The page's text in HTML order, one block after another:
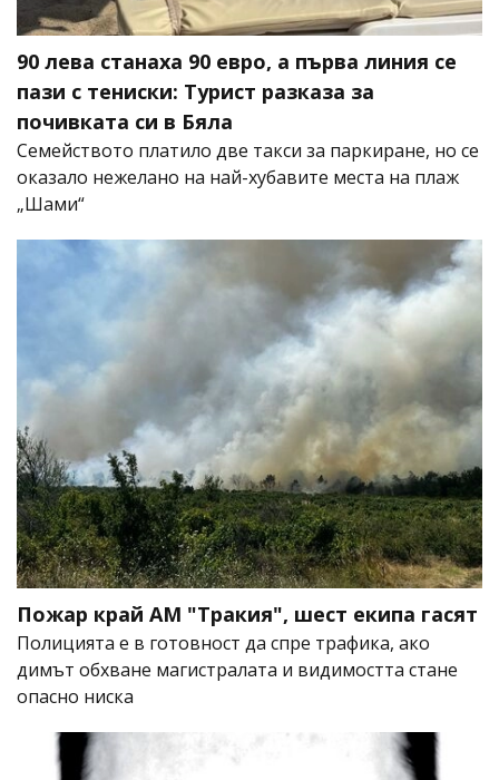
90 лева станаха 90 евро, а първа линия се
пази с тениски: Турист разказа за
почивката си в Бяла
Семейството платило две такси за паркиране, но се
оказало нежелано на най-хубавите места на плаж
„Шами“
Пожар край АМ "Тракия", шест екипа гасят
Полицията е в готовност да спре трафика, ако
димът обхване магистралата и видимостта стане
опасно ниска